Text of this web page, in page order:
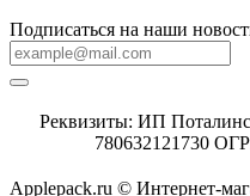
Подписаться на наши
Реквизиты: ИП
780632121730
Applepack.ru © Интернет-